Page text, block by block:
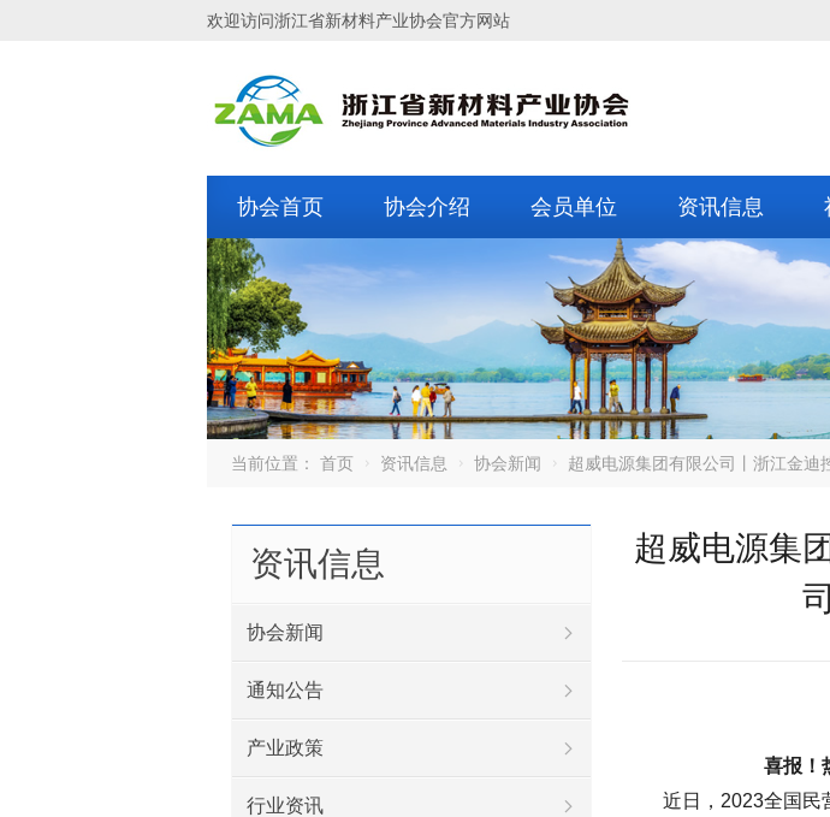
欢迎访问浙江省新材料产业协会官方网站
协会首页 协会介绍 会员单位 资讯信息
当前位置： 首页 资讯信息 协会新闻 超威电源集团有限公司丨浙江金迪
超威电源集
喜报！
近日，2023全国民
资讯信息
协会新闻
通知公告
产业政策
行业资讯